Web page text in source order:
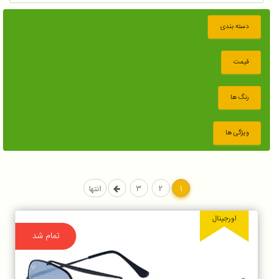
دسته بندی
قیمت
رنگ ها
ویژگی ها
2
3 انتها
تمام شد
اورجینال